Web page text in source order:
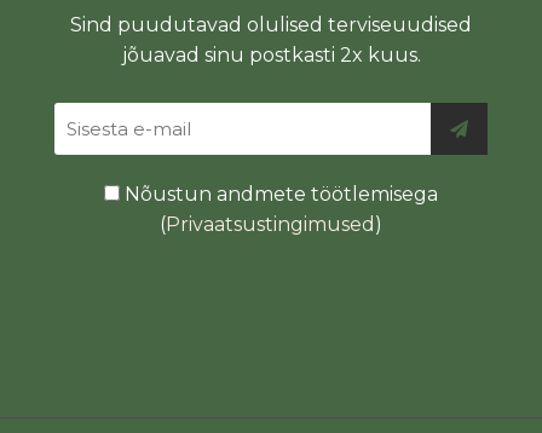
Sind puudutavad olulised terviseuudised
jõuavad sinu postkasti 2x kuus.
Nõustun andmete töötlemisega
(Privaatsustingimused )